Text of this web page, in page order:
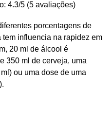
4.3/5 (5 avaliações)
porcentagens de
influencia na rapidez em
20 ml de álcool é
350 ml de cerveja, uma
ou uma dose de uma